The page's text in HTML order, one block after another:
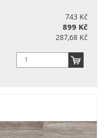
743 Kč
899 Kč
287,68 Kč